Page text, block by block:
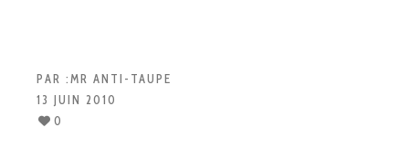
PAR :MR ANTI-TAUPE
13 JUIN 2010
0